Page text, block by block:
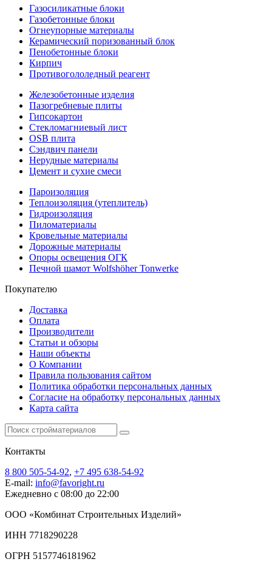
Газосиликатные блоки
Газобетонные блоки
Огнеупорные материалы
Керамический поризованный блок
Пенобетонные блоки
Кирпич
Противогололедный реагент
Железобетонные изделия
Пазогребневые плиты
Гипсокартон
Стекломагниевый лист
OSB плита
Сэндвич панели
Нерудные материалы
Цемент и сухие смеси
Пароизоляция
Теплоизоляция (утеплитель)
Гидроизоляция
Пиломатериалы
Кровельные материалы
Дорожные материалы
Опоры освещения ОГК
Печной шамот Wolfshöher Tonwerke
Покупателю
Доставка
Оплата
Производители
Статьи и обзоры
Наши объекты
О Компании
Правила пользования сайтом
Политика обработки персональных данных
Согласие на обработку персональных данных
Карта сайта
Контакты
8 800 505-54-92, +7 495 638-54-92
E-mail: info@favoright.ru
Ежедневно с 08:00 до 22:00
ООО «Комбинат Строительных Изделий»
ИНН 7718290228
ОГРН 5157746181962